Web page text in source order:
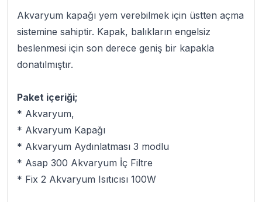
Akvaryum kapağı yem verebilmek için üstten açma
sistemine sahiptir. Kapak, balıkların engelsiz
beslenmesi için son derece geniş bir kapakla
donatılmıştır.
Paket içeriği;
* Akvaryum,
* Akvaryum Kapağı
* Akvaryum Aydınlatması 3 modlu
* Asap 300 Akvaryum İç Filtre
* Fix 2 Akvaryum Isıtıcısı 100W